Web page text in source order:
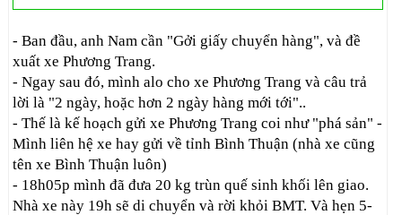
- Ban đầu, anh Nam cần "Gởi giấy chuyển hàng", và đề
xuất xe Phương Trang.
- Ngay sau đó, mình alo cho xe Phương Trang và câu trả
lời là "2 ngày, hoặc hơn 2 ngày hàng mới tới"..
- Thế là kế hoạch gửi xe Phương Trang coi như "phá sản" -
Mình liên hệ xe hay gửi về tỉnh Bình Thuận (nhà xe cũng
tên xe Bình Thuận luôn)
- 18h05p mình đã đưa 20 kg trùn quế sinh khối lên giao.
Nhà xe này 19h sẽ di chuyển và rời khỏi BMT. Và hẹn 5-